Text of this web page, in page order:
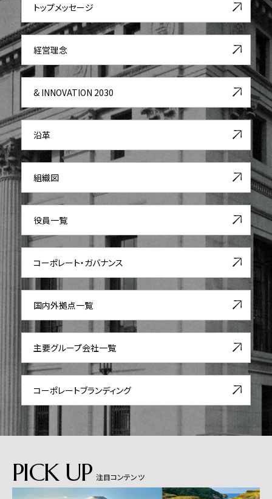
トップメッセージ
経営理念
& INNOVATION 2030
沿革
組織図
役員一覧
コーポレート・ガバナンス
国内外拠点一覧
主要グループ会社一覧
コーポレートブランディング
PICK UP 注目コンテンツ